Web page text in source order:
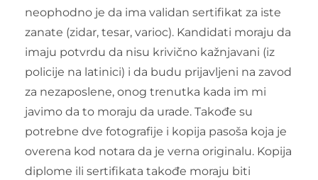
neophodno je da ima validan sertifikat za iste
zanate (zidar, tesar, varioc). Kandidati moraju da
imaju potvrdu da nisu krivično kažnjavani (iz
policije na latinici) i da budu prijavljeni na zavod
za nezaposlene, onog trenutka kada im mi
javimo da to moraju da urade. Takođe su
potrebne dve fotografije i kopija pasoša koja je
overena kod notara da je verna originalu. Kopija
diplome ili sertifikata takođe moraju biti